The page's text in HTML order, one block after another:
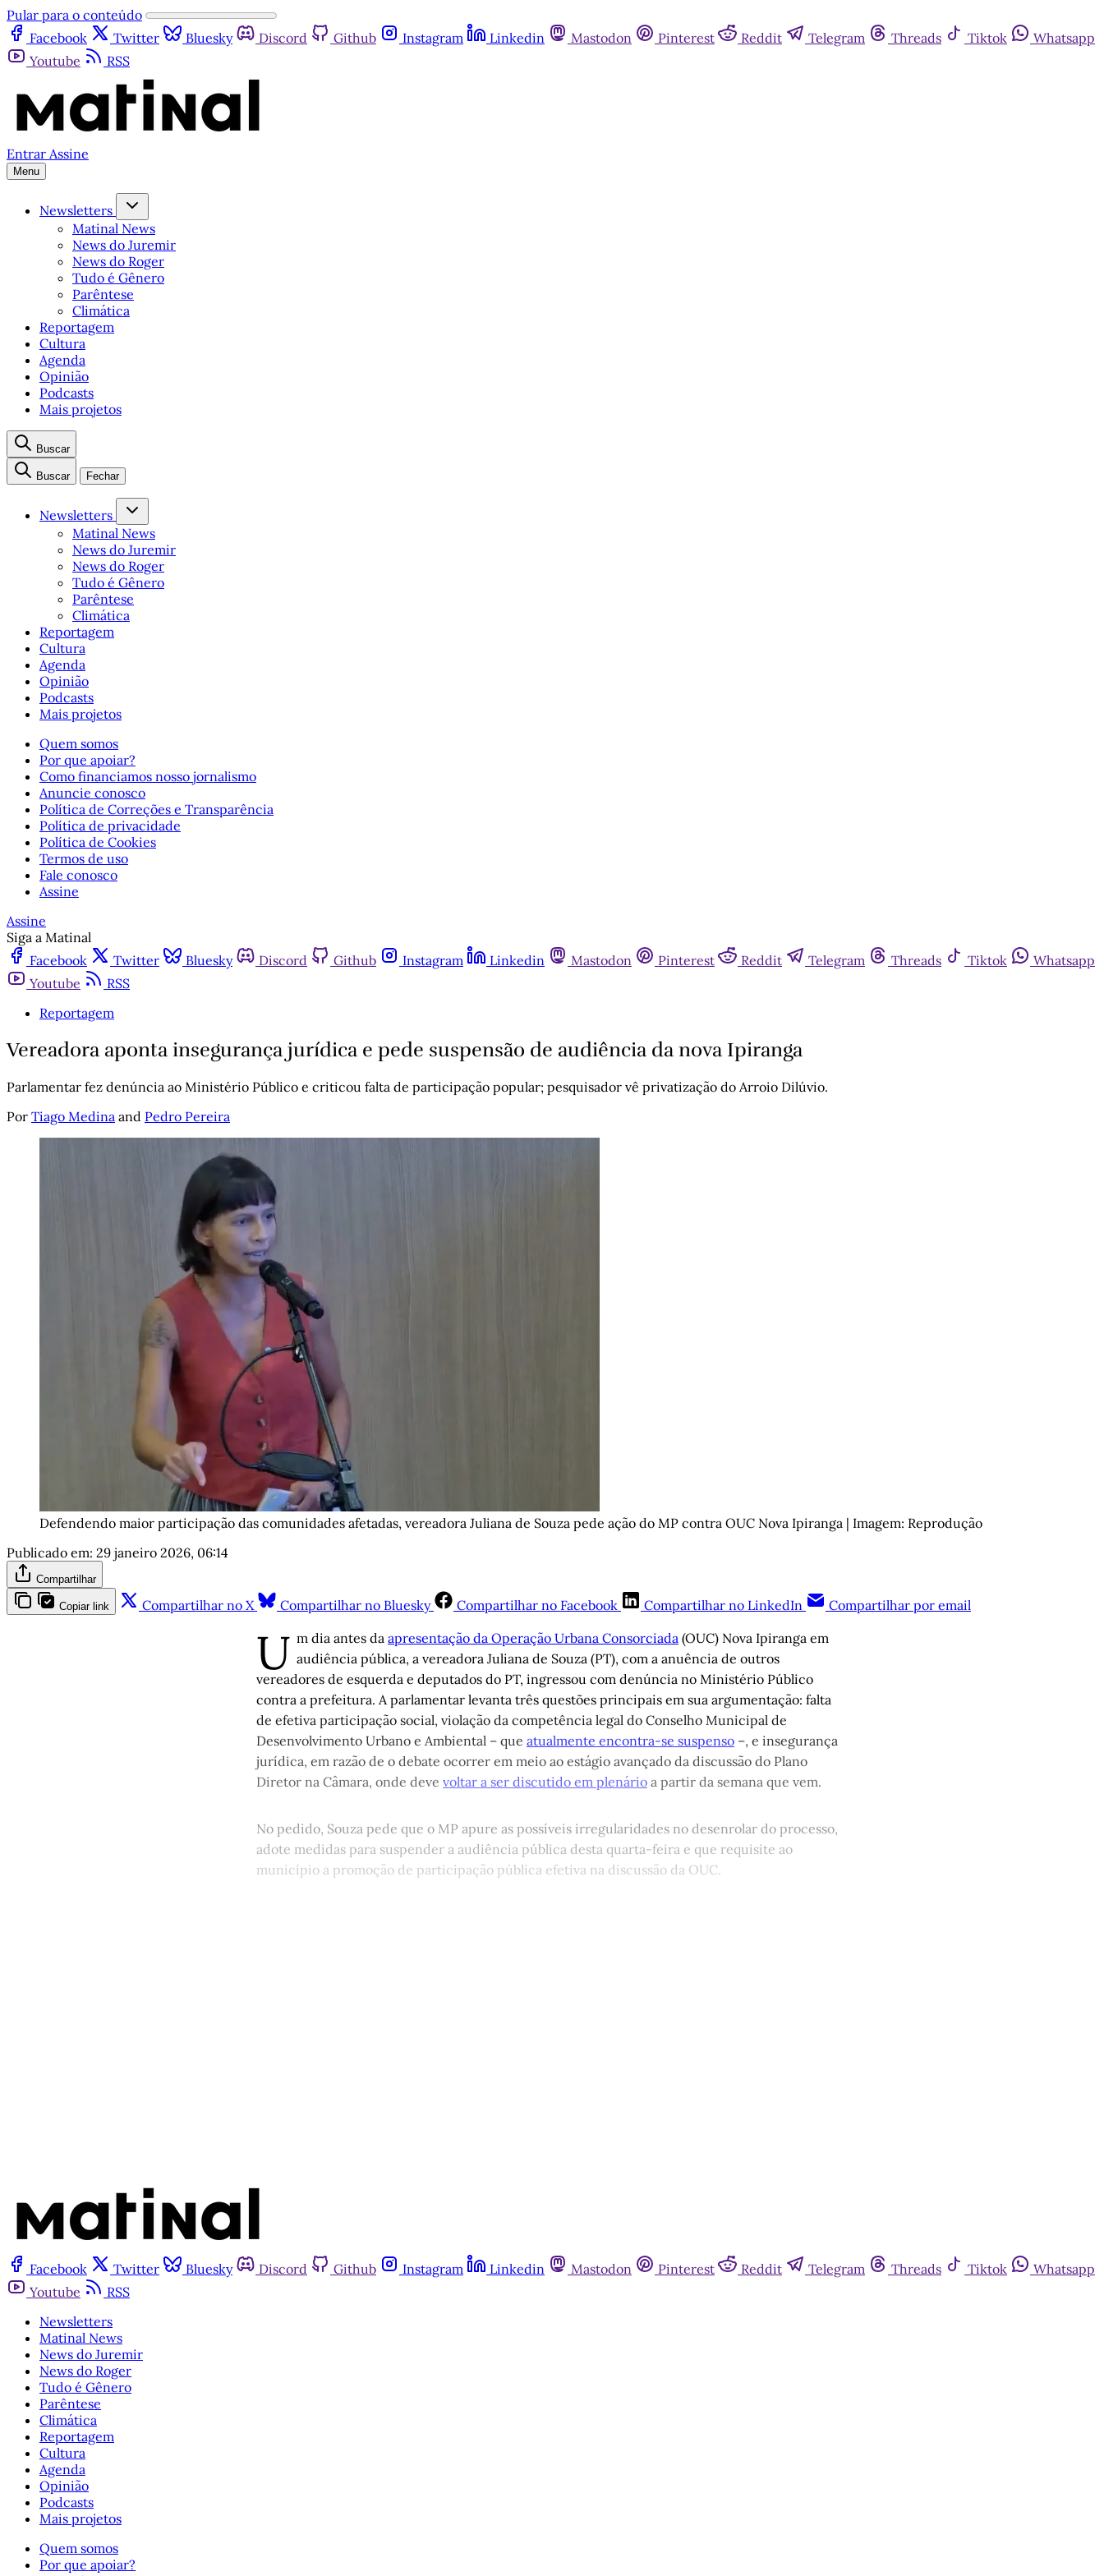
Pular para o conteúdo
Facebook
Twitter Bluesky Discord Github Instagram Linkedin Mastodon Pinterest Reddit Telegram Threads Tiktok
Whatsapp
Youtube
RSS
Entrar Assine
Menu
Newsletters
Matinal News
News do Juremir
News do Roger
Tudo é Gênero
Parêntese
Climática
Reportagem
Cultura
Agenda
Opinião
Podcasts
Mais projetos
Buscar
Buscar Fechar
Newsletters
Matinal News
News do Juremir
News do Roger
Tudo é Gênero
Parêntese
Climática
Reportagem
Cultura
Agenda
Opinião
Podcasts
Mais projetos
Quem somos
Por que apoiar?
Como financiamos nosso jornalismo
Anuncie conosco
Política de Correções e Transparência
Política de privacidade
Política de Cookies
Termos de uso
Fale conosco
Assine
Assine
Siga a Matinal
Facebook
Twitter Bluesky Discord Github Instagram Linkedin Mastodon Pinterest Reddit Telegram Threads Tiktok
Whatsapp
Youtube
RSS
Reportagem
Vereadora aponta insegurança jurídica e pede suspensão de audiência da nova Ipiranga
Parlamentar fez denúncia ao Ministério Público e criticou falta de participação popular; pesquisador vê privatização do Arroio Dilúvio.
Por Tiago Medina and Pedro Pereira
Defendendo maior participação das comunidades afetadas, vereadora Juliana de Souza pede ação do MP contra OUC Nova Ipiranga | Imagem: Reprodução
Publicado em: 29 janeiro 2026, 06:14
Compartilhar
Copiar link Compartilhar no X Compartilhar no Bluesky Compartilhar no Facebook Compartilhar no LinkedIn Compartilhar por email
U m dia antes da apresentação da Operação Urbana Consorciada (OUC) Nova Ipiranga em
audiência pública, a vereadora Juliana de Souza (PT), com a anuência de outros
vereadores de esquerda e deputados do PT, ingressou com denúncia no Ministério Público
contra a prefeitura. A parlamentar levanta três questões principais em sua argumentação: falta
de efetiva participação social, violação da competência legal do Conselho Municipal de
Desenvolvimento Urbano e Ambiental – que atualmente encontra-se suspenso –, e insegurança
jurídica, em razão de o debate ocorrer em meio ao estágio avançado da discussão do Plano
Diretor na Câmara, onde deve voltar a ser discutido em plenário a partir da semana que vem.
No pedido, Souza pede que o MP apure as possíveis irregularidades no desenrolar do processo,
adote medidas para suspender a audiência pública desta quarta-feira e que requisite ao
município a promoção de participação pública efetiva na discussão da OUC.
Facebook Twitter Bluesky Discord Github Instagram Linkedin Mastodon Pinterest Reddit Telegram Threads Tiktok
Whatsapp
Youtube
RSS
Newsletters
Matinal News
News do Juremir
News do Roger
Tudo é Gênero
Parêntese
Climática
Reportagem
Cultura
Agenda
Opinião
Podcasts
Mais projetos
Quem somos
Por que apoiar?